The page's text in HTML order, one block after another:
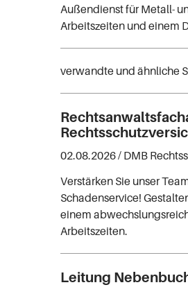
Außendienst für Metall-
Arbeitszeiten und einem
verwandte und ähnliche
02.08.2026 / DMB
Verstärken Sie unser
Schadenservice!
einem
Arbeitszeiten.
Leitung